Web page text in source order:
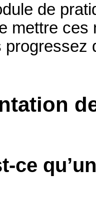
de
mettre
progressez